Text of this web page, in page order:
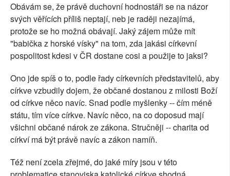
Obávám se, že právě duchovní hodnostáři se na názor
svých věřících příliš neptají, neb je raději nezajímá,
protože se ho možná obávají. Jaký zájem může mít
"babička z horské vísky" na tom, zda jakási církevní
pospolitost kdesi v ČR dostane cosi a použije to jaksi?
Ono jde spíš o to, podle řady církevních představitelů, aby
církve vzbudily dojem, že občané dostanou z milosti Boží
od církve něco navíc. Snad podle myšlenky -- čím méně
státu, tím více církve. Navíc něco, na co doposud mají
všichni občané nárok ze zákona. Stručněji -- charita od
církví má být právě navíc a zákon namíň.
Též není zcela zřejmé, do jaké míry jsou v této